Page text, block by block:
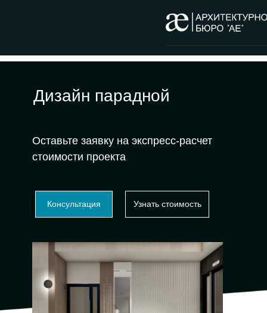
Дизайн парадной
Консультация Узнать стоимость
Оставьте заявку на экспресс-расчет
стоимости проекта